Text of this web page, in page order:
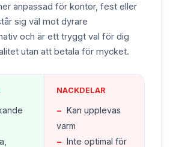
anpassad för kontor, fest eller
sig väl mot dyrare
och är ett tryggt val för dig
utan att betala för mycket.
NACKDELAR
− Kan upplevas
varm
− Inte optimal för